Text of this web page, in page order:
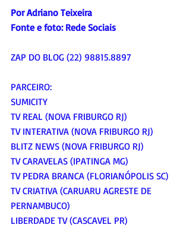
Por Adriano Teixeira
Fonte e foto: Rede Sociais
ZAP DO BLOG (22) 98815.8897
PARCEIRO:
SUMICITY
TV REAL (NOVA FRIBURGO RJ)
TV INTERATIVA (NOVA FRIBURGO RJ)
BLITZ NEWS (NOVA FRIBURGO RJ)
TV CARAVELAS (IPATINGA MG)
TV PEDRA BRANCA (FLORIANÓPOLIS SC)
TV CRIATIVA (CARUARU AGRESTE DE
PERNAMBUCO)
LIBERDADE TV (CASCAVEL PR)